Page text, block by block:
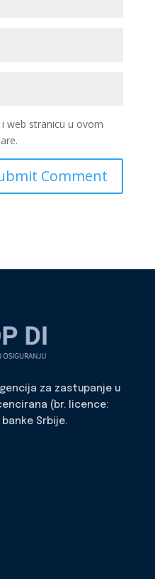
web stranicu u ovom
za zastupanje u
(br. licence:
Srbije.